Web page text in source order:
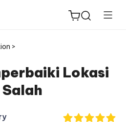
>
Lokasi